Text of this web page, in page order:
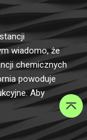
wiadomo, że
chemicznych
powoduje
Aby